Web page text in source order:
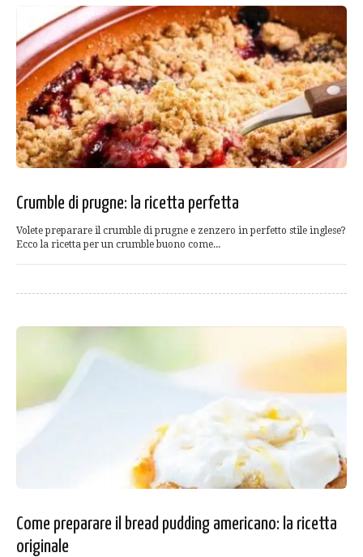
Crumble di prugne: la ricetta perfetta
Volete preparare il crumble di prugne e zenzero in perfetto stile inglese?
Ecco la ricetta per un crumble buono come...
Come preparare il bread pudding americano: la ricetta
originale